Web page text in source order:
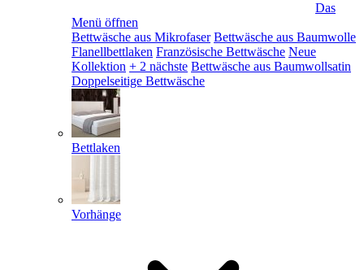
Das
Menü öffnen
Bettwäsche aus Mikrofaser Bettwäsche aus Baumwolle
Flanellbettlaken Französische Bettwäsche Neue
Kollektion + 2 nächste Bettwäsche aus Baumwollsatin
Doppelseitige Bettwäsche
Bettlaken
Vorhänge